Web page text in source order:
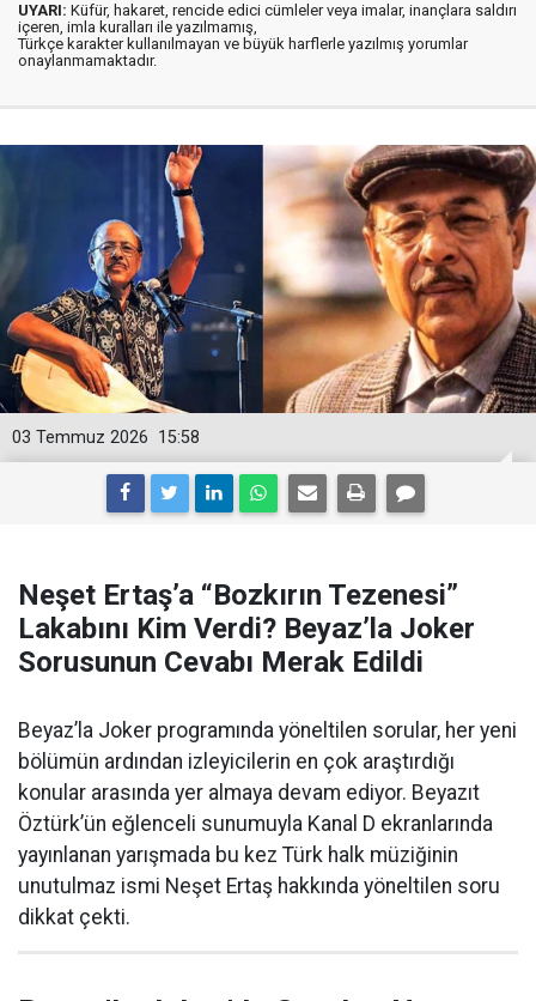
UYARI: Küfür, hakaret, rencide edici cümleler veya imalar, inançlara saldırı
içeren, imla kuralları ile yazılmamış,
Türkçe karakter kullanılmayan ve büyük harflerle yazılmış yorumlar
onaylanmamaktadır.
15:58
03 Temmuz 2026
Neşet Ertaş’a “Bozkırın Tezenesi”
Lakabını Kim Verdi? Beyaz’la Joker
Sorusunun Cevabı Merak Edildi
Beyaz’la Joker programında yöneltilen sorular, her yeni
bölümün ardından izleyicilerin en çok araştırdığı
konular arasında yer almaya devam ediyor. Beyazıt
Öztürk’ün eğlenceli sunumuyla Kanal D ekranlarında
yayınlanan yarışmada bu kez Türk halk müziğinin
unutulmaz ismi Neşet Ertaş hakkında yöneltilen soru
dikkat çekti.